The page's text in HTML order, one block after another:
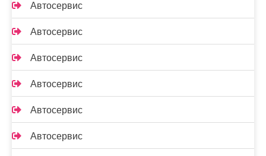
Автосервис
Автосервис
Автосервис
Автосервис
Автосервис
Автосервис